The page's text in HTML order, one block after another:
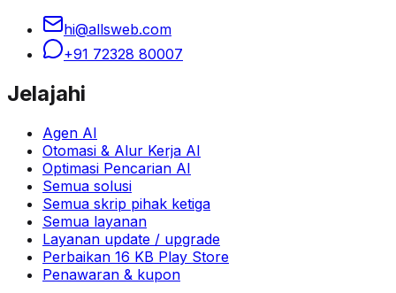
hi@allsweb.com
+91 72328 80007
Jelajahi
Agen AI
Otomasi & Alur Kerja AI
Optimasi Pencarian AI
Semua solusi
Semua skrip pihak ketiga
Semua layanan
Layanan update / upgrade
Perbaikan 16 KB Play Store
Penawaran & kupon